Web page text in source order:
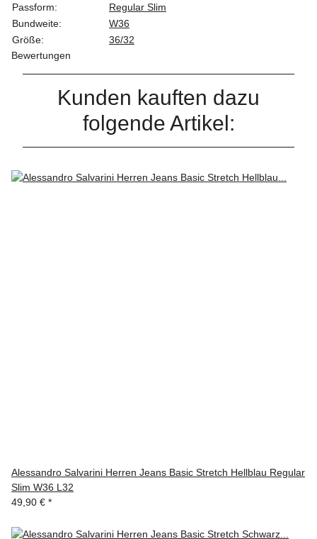
Passform:
Regular Slim
Bundweite:
W36
Größe:
36/32
Bewertungen
Kunden kauften dazu
folgende Artikel:
Alessandro Salvarini Herren Jeans Basic Stretch Hellblau Regular
Slim W36 L32
49,90 € *